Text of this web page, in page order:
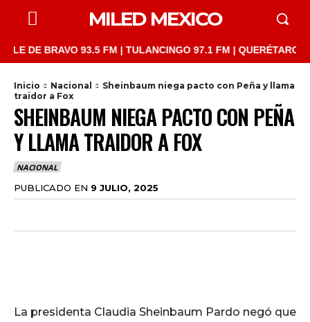
MILED MEXICO
BRAVO 93.5 FM | TULANCINGO 97.1 FM | QUERÉTARO
Inicio Nacional
Sheinbaum niega pacto con Peña y llama
traidor a Fox
SHEINBAUM NIEGA PACTO CON PEÑA
Y LLAMA TRAIDOR A FOX
NACIONAL
PUBLICADO EN 9 JULIO, 2025
La presidenta Claudia Sheinbaum Pardo negó que